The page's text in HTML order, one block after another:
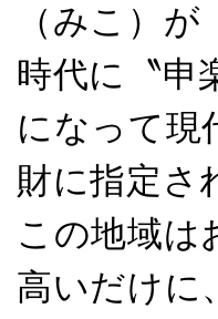
（みこ）
時代に〝申
になって現
財に指定さ
この地域は
高いだけに